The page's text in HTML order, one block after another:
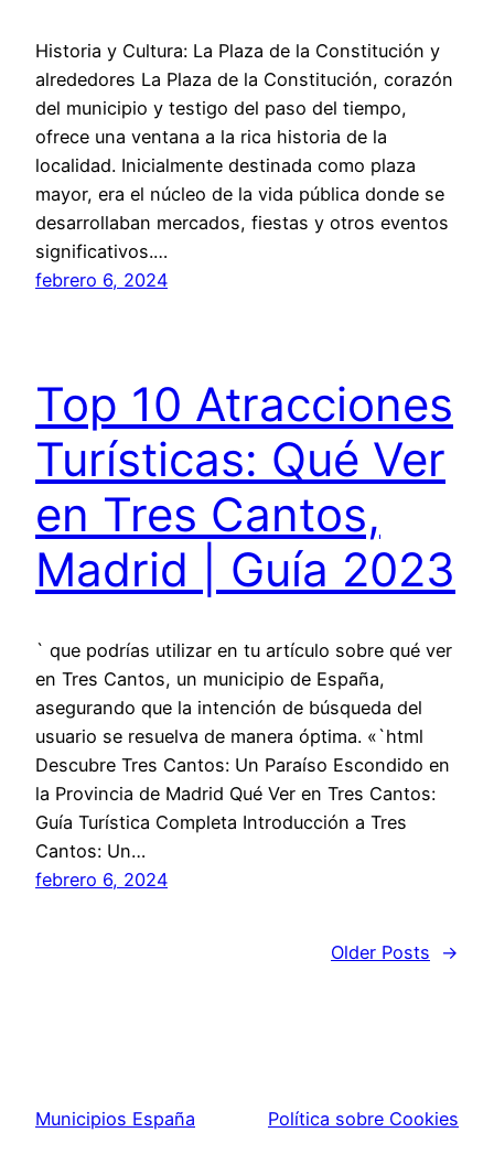
Historia y Cultura: La Plaza de la Constitución y
alrededores La Plaza de la Constitución, corazón
del municipio y testigo del paso del tiempo,
ofrece una ventana a la rica historia de la
localidad. Inicialmente destinada como plaza
mayor, era el núcleo de la vida pública donde se
desarrollaban mercados, fiestas y otros eventos
significativos.…
febrero 6, 2024
Top 10 Atracciones
Turísticas: Qué Ver
en Tres Cantos,
Madrid | Guía 2023
` que podrías utilizar en tu artículo sobre qué ver
en Tres Cantos, un municipio de España,
asegurando que la intención de búsqueda del
usuario se resuelva de manera óptima. «`html
Descubre Tres Cantos: Un Paraíso Escondido en
la Provincia de Madrid Qué Ver en Tres Cantos:
Guía Turística Completa Introducción a Tres
Cantos: Un…
febrero 6, 2024
Older Posts →
Municipios España Política sobre Cookies